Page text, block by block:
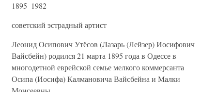
1895–1982
советский эстрадный артист
Леонид Осипович Утёсов (Лазарь (Лейзер) Иосифович
Вайсбейн) родился 21 марта 1895 года в Одессе в
многодетной еврейской семье мелкого коммерсанта
Осипа (Иосифа) Калмановича Вайсбейна и Малки